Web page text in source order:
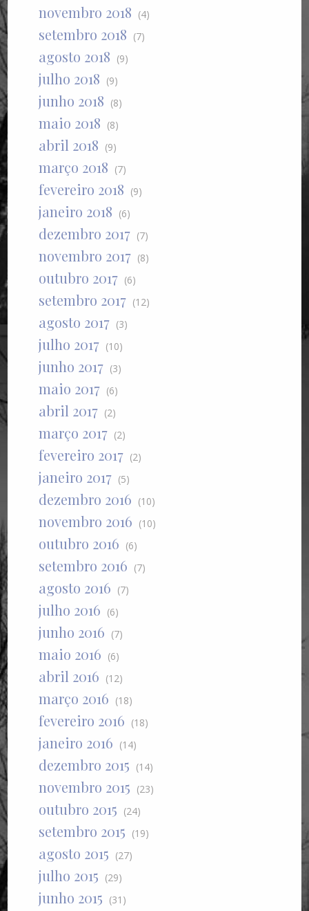
novembro 2018 (4)
setembro 2018 (7)
agosto 2018 (9)
julho 2018 (9)
junho 2018 (8)
maio 2018 (8)
abril 2018 (9)
março 2018 (7)
fevereiro 2018 (9)
janeiro 2018 (6)
dezembro 2017 (7)
novembro 2017 (8)
outubro 2017 (6)
setembro 2017 (12)
agosto 2017 (3)
julho 2017 (10)
junho 2017 (3)
maio 2017 (6)
abril 2017 (2)
março 2017 (2)
fevereiro 2017 (2)
janeiro 2017 (5)
dezembro 2016 (10)
novembro 2016 (10)
outubro 2016 (6)
setembro 2016 (7)
agosto 2016 (7)
julho 2016 (6)
junho 2016 (7)
maio 2016 (6)
abril 2016 (12)
março 2016 (18)
fevereiro 2016 (18)
janeiro 2016 (14)
dezembro 2015 (14)
novembro 2015 (23)
outubro 2015 (24)
setembro 2015 (19)
agosto 2015 (27)
julho 2015 (29)
junho 2015 (31)